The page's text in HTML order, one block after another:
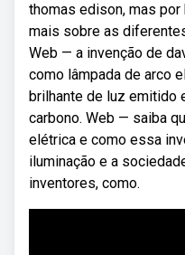
thomas edison, mas por
mais sobre as
Web — a invenção de
como lâmpada de arco
brilhante de luz emitido
carbono. Web — saiba
elétrica e como essa
iluminação e a
inventores, como.